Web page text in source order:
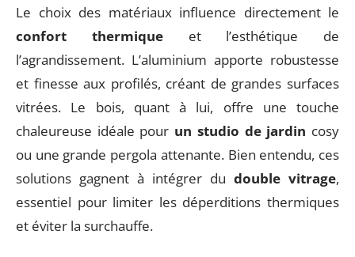
Le choix des matériaux influence directement le
confort thermiqueet l’esthétique de
l’agrandissement. L’aluminium apporte robustesse
et finesse aux profilés, créant de grandes surfaces
vitrées. Le bois, quant à lui, offre une touche
chaleureuse idéale pour un studio de jardin cosy
ou une grande pergola attenante. Bien entendu, ces
solutions gagnent à intégrer du double vitrage,
essentiel pour limiter les déperditions thermiques
et éviter la surchauffe.